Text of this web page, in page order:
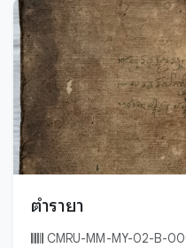
ตำรายา
CMRU-MM-MY-02-B-